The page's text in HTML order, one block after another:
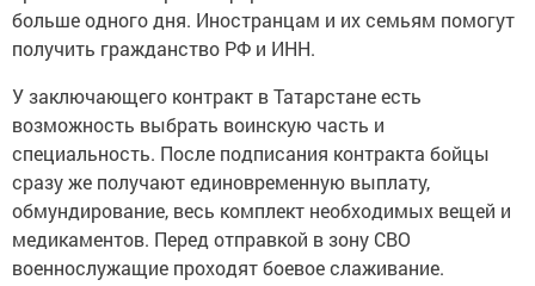
больше одного дня. Иностранцам и их семьям помогут
получить гражданство РФ и ИНН.
У заключающего контракт в Татарстане есть
возможность выбрать воинскую часть и
специальность. После подписания контракта бойцы
сразу же получают единовременную выплату,
обмундирование, весь комплект необходимых вещей и
медикаментов. Перед отправкой в зону СВО
военнослужащие проходят боевое слаживание.